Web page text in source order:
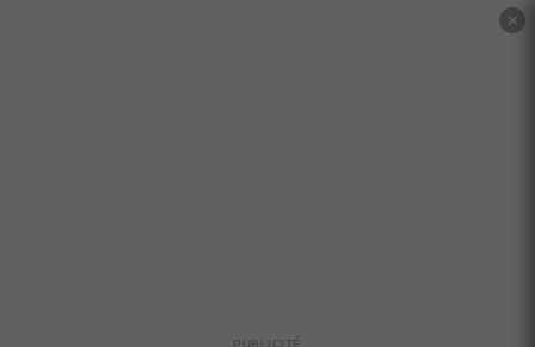
✕
PUBLICITÉ